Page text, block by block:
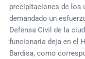
precipitaciones de los
demandado un
Defensa Civil de la
funcionaria deja en el
Bardisa, como